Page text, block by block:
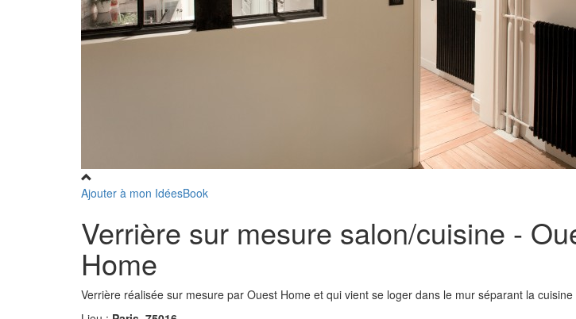
Ajouter à mon IdéesBook
Verrière sur mesure salon/cuisine -
Home
Verrière réalisée sur mesure par Ouest Home et qui vient se loger dans le mur séparant la cuisine